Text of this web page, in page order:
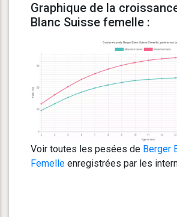
Graphique de la
Blanc Suisse femelle :
Voir toutes les pesées de Berger
Femelle enregistrées par les